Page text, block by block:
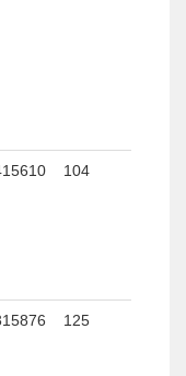
104
125